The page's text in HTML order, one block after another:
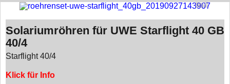
Solariumröhren für UWE Starflight 40 GB
40/4
Starflight 40/4
Klick für Info